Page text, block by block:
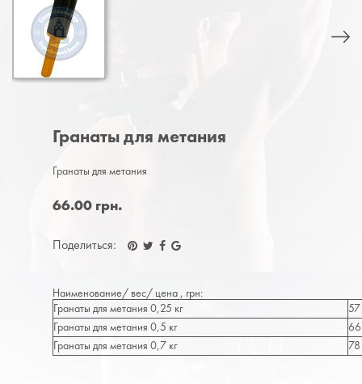
Гранаты для метания
Гранаты для метания
66.00 грн.
Поделиться:
Наименование/ вес/ цена , грн:
Гранаты для метания 0,25 кг
57
Гранаты для метания 0,5 кг
66
Гранаты для метания 0,7 кг
78